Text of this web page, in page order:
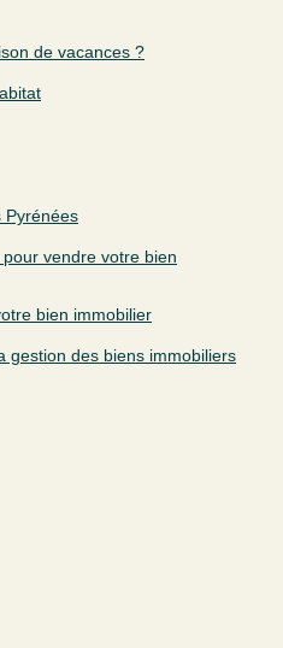
de vacances ?
Pyrénées
vendre votre bien
bien immobilier
gestion des biens immobiliers